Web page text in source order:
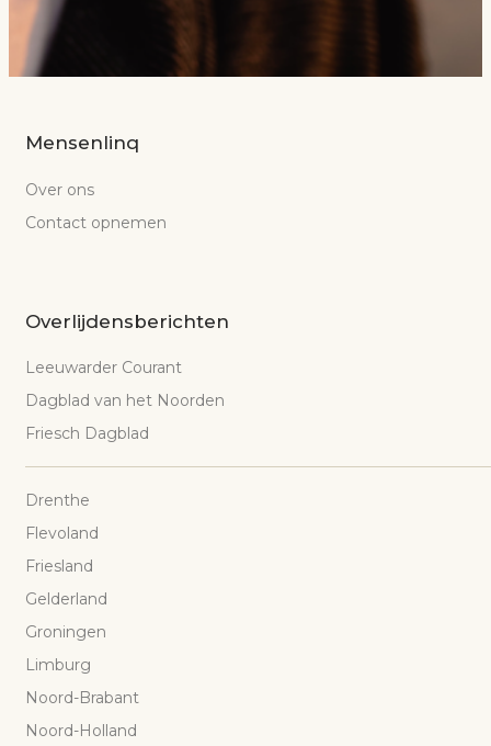
Mensenlinq
Over ons
Contact opnemen
Overlijdensberichten
Leeuwarder Courant
Dagblad van het Noorden
Friesch Dagblad
Drenthe
Flevoland
Friesland
Gelderland
Groningen
Limburg
Noord-Brabant
Noord-Holland